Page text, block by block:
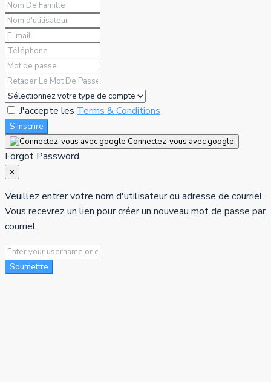
J'accepte les Terms & Conditions
S'inscrire
Connectez-vous avec google
Forgot Password
×
Veuillez entrer votre nom d'utilisateur ou adresse de courriel.
Vous recevrez un lien pour créer un nouveau mot de passe par
courriel.
Soumettre